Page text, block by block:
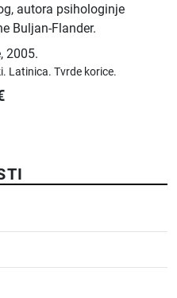
autora psihologinje
Buljan-Flander.
,2005.
Latinica.Tvrde korice.